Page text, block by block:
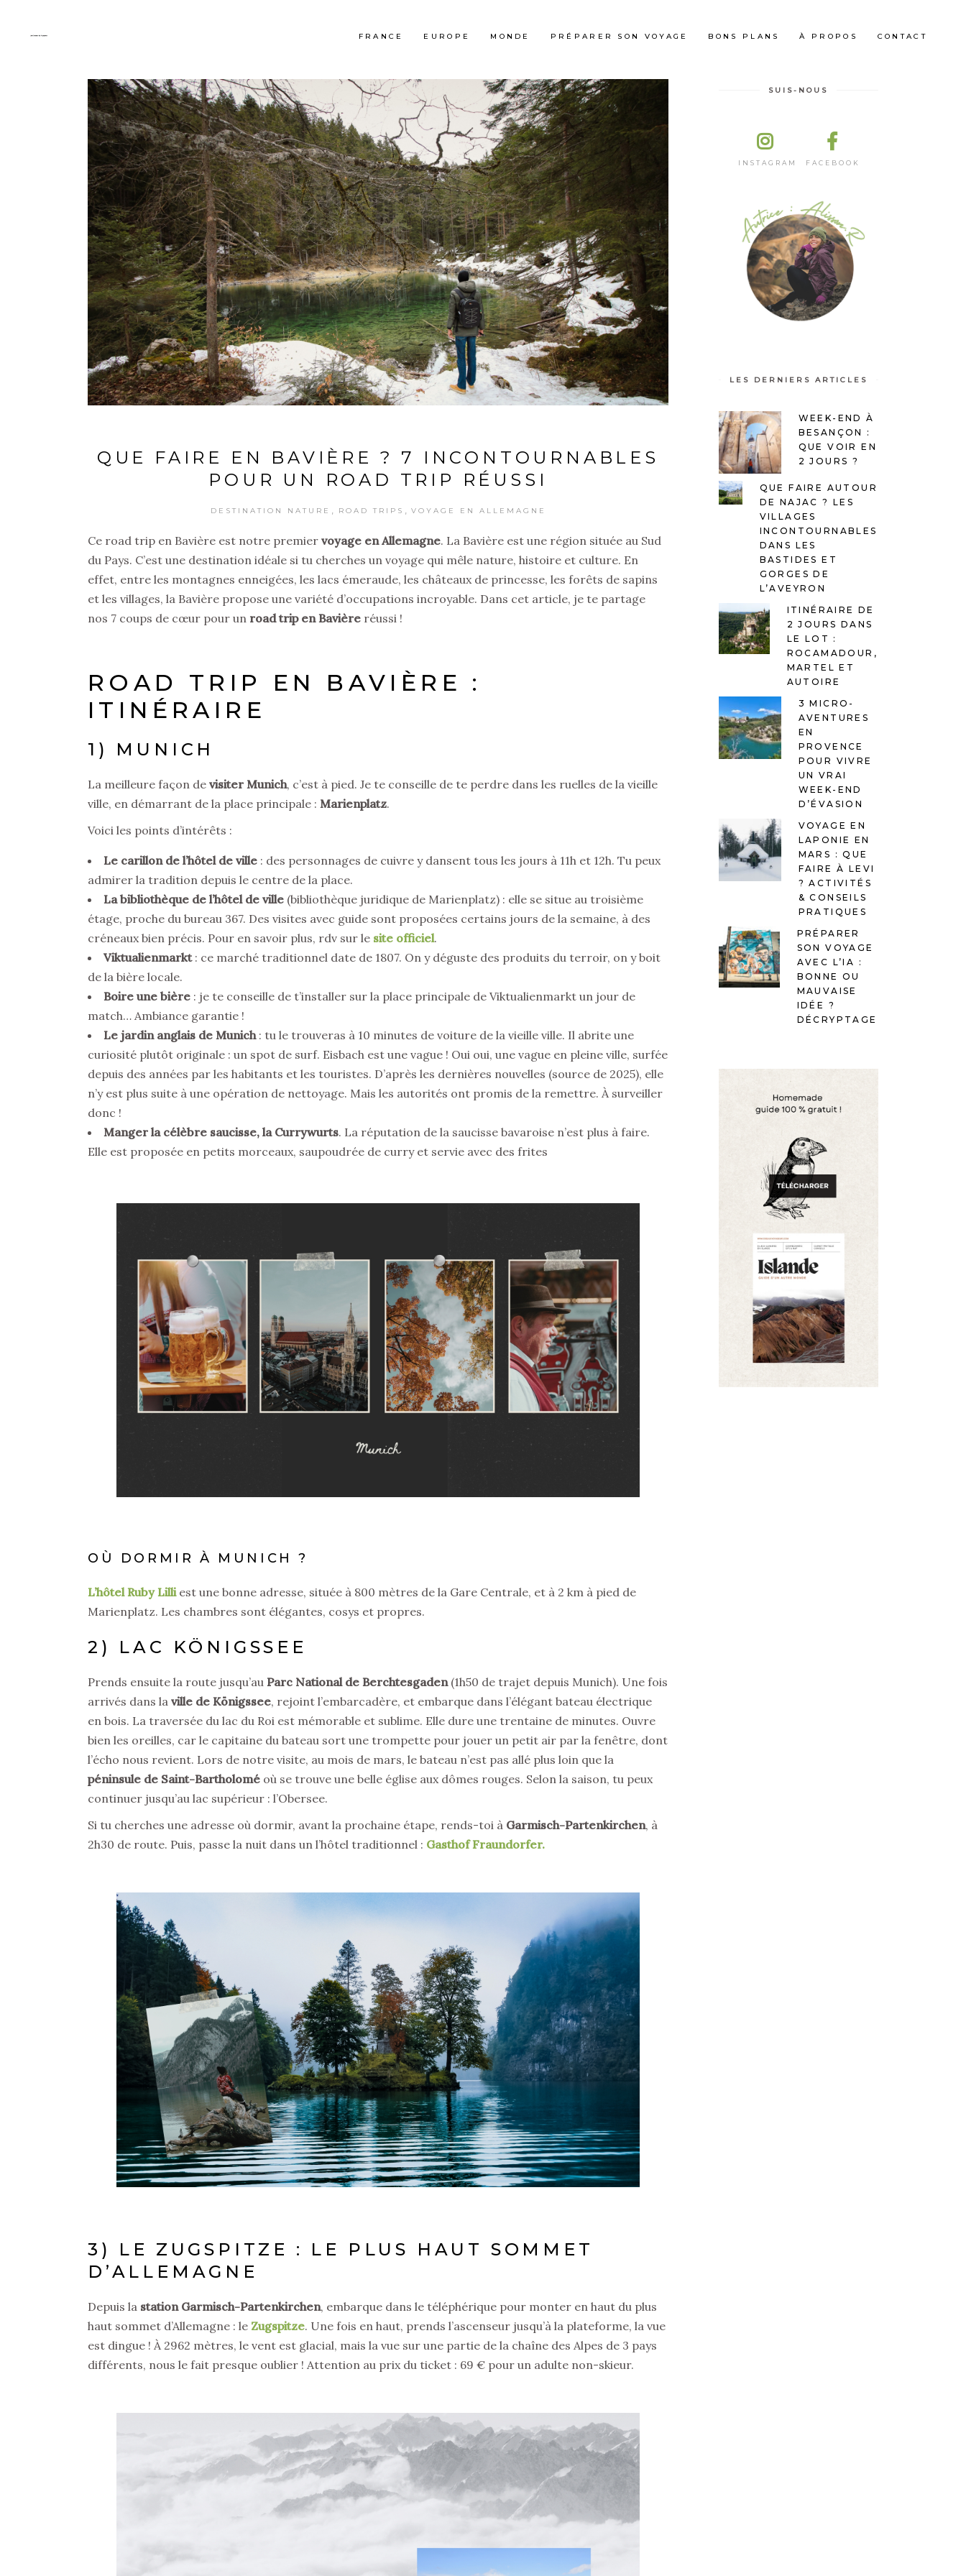
FRANCE EUROPE MONDE PRÉPARER SON VOYAGE BONS PLANS À PROPOS CONTACT
QUE FAIRE EN BAVIÈRE ? 7 INCONTOURNABLES
POUR UN ROAD TRIP RÉUSSI
DESTINATION NATURE , ROAD TRIPS , VOYAGE EN ALLEMAGNE
Ce road trip en Bavière est notre premier voyage en Allemagne. La Bavière est une région située au Sud
du Pays. C’est une destination idéale si tu cherches un voyage qui mêle nature, histoire et culture. En
effet, entre les montagnes enneigées, les lacs émeraude, les châteaux de princesse, les forêts de sapins
et les villages, la Bavière propose une variété d’occupations incroyable. Dans cet article, je te partage
nos 7 coups de cœur pour un road trip en Bavière réussi !
ROAD TRIP EN BAVIÈRE :
ITINÉRAIRE
1) MUNICH
La meilleure façon de visiter Munich, c’est à pied. Je te conseille de te perdre dans les ruelles de la vieille
ville, en démarrant de la place principale : Marienplatz.
Voici les points d’intérêts :
Le carillon de l’hôtel de ville : des personnages de cuivre y dansent tous les jours à 11h et 12h. Tu peux
admirer la tradition depuis le centre de la place.
La bibliothèque de l’hôtel de ville (bibliothèque juridique de Marienplatz) : elle se situe au troisième
étage, proche du bureau 367. Des visites avec guide sont proposées certains jours de la semaine, à des
créneaux bien précis. Pour en savoir plus, rdv sur le site officiel.
Viktualienmarkt: ce marché traditionnel date de 1807. On y déguste des produits du terroir, on y boit
de la bière locale.
Boire une bière : je te conseille de t’installer sur la place principale de Viktualienmarkt un jour de
match… Ambiance garantie !
Le jardin anglais de Munich: tu le trouveras à 10 minutes de voiture de la vieille ville. Il abrite une
curiosité plutôt originale : un spot de surf. Eisbach est une vague ! Oui oui, une vague en pleine ville, surfée
depuis des années par les habitants et les touristes. D’après les dernières nouvelles (source de 2025), elle
n’y est plus suite à une opération de nettoyage. Mais les autorités ont promis de la remettre. À surveiller
donc !
Manger la célèbre saucisse, la Currywurts. La réputation de la saucisse bavaroise n’est plus à faire.
Elle est proposée en petits morceaux, saupoudrée de curry et servie avec des frites
OÙ DORMIR À MUNICH ?
L’hôtel Ruby Lilliest une bonne adresse, située à 800 mètres de la Gare Centrale, et à 2 km à pied de
Marienplatz. Les chambres sont élégantes, cosys et propres.
2) LAC KÖNIGSSEE
Prends ensuite la route jusqu’au Parc National de Berchtesgaden(1h50 de trajet depuis Munich). Une fois
arrivés dans la ville de Königssee, rejoint l’embarcadère, et embarque dans l’élégant bateau électrique
en bois. La traversée du lac du Roi est mémorable et sublime. Elle dure une trentaine de minutes. Ouvre
bien les oreilles, car le capitaine du bateau sort une trompette pour jouer un petit air par la fenêtre, dont
l’écho nous revient. Lors de notre visite, au mois de mars, le bateau n’est pas allé plus loin que la
péninsule de Saint-Bartholomé où se trouve une belle église aux dômes rouges. Selon la saison, tu peux
continuer jusqu’au lac supérieur : l’Obersee.
Si tu cherches une adresse où dormir, avant la prochaine étape, rends-toi à Garmisch-Partenkirchen, à
2h30 de route. Puis, passe la nuit dans un l’hôtel traditionnel : Gasthof Fraundorfer.
3) LE ZUGSPITZE : LE PLUS HAUT SOMMET
D’ALLEMAGNE
Depuis la station Garmisch-Partenkirchen, embarque dans le téléphérique pour monter en haut du plus
haut sommet d’Allemagne : le Zugspitze. Une fois en haut, prends l’ascenseur jusqu’à la plateforme, la vue
est dingue ! À 2962 mètres, le vent est glacial, mais la vue sur une partie de la chaîne des Alpes de 3 pays
différents, nous le fait presque oublier ! Attention au prix du ticket : 69 € pour un adulte non-skieur.
SUIS-NOUS
INSTAGRAM FACEBOOK
LES DERNIERS ARTICLES
WEEK-END À
BESANÇON :
QUE VOIR EN
2 JOURS ?
QUE FAIRE AUTOUR
DE NAJAC ? LES
VILLAGES
INCONTOURNABLES
DANS LES
BASTIDES ET
GORGES DE
L’AVEYRON
ITINÉRAIRE DE
2 JOURS DANS
LE LOT :
ROCAMADOUR,
MARTEL ET
AUTOIRE
3 MICRO-
AVENTURES
EN
PROVENCE
POUR VIVRE
UN VRAI
WEEK-END
D’ÉVASION
VOYAGE EN
LAPONIE EN
MARS : QUE
FAIRE À LEVI
? ACTIVITÉS
& CONSEILS
PRATIQUES
PRÉPARER
SON VOYAGE
AVEC L’IA :
BONNE OU
MAUVAISE
IDÉE ?
DÉCRYPTAGE